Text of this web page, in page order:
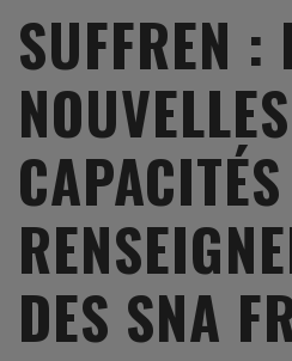
SUFFREN :
NOUVELLES
DES SNA